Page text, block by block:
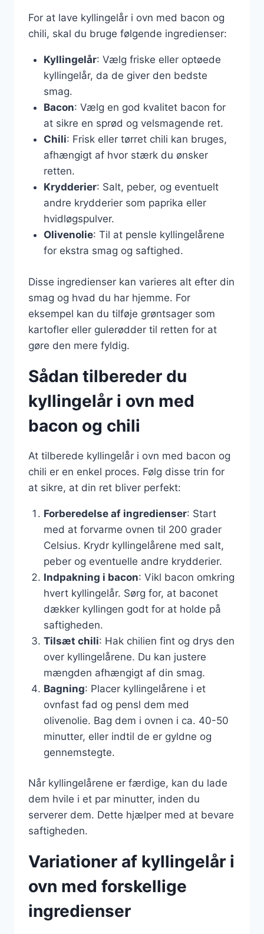
For at lave kyllingelår i ovn med bacon og
chili, skal du bruge følgende ingredienser:
Kyllingelår: Vælg friske eller optøede
kyllingelår, da de giver den bedste
smag.
Bacon: Vælg en god kvalitet bacon for
at sikre en sprød og velsmagende ret.
Chili: Frisk eller tørret chili kan bruges,
afhængigt af hvor stærk du ønsker
retten.
Krydderier: Salt, peber, og eventuelt
andre krydderier som paprika eller
hvidløgspulver.
Olivenolie: Til at pensle kyllingelårene
for ekstra smag og saftighed.
Disse ingredienser kan varieres alt efter din
smag og hvad du har hjemme. For
eksempel kan du tilføje grøntsager som
kartofler eller gulerødder til retten for at
gøre den mere fyldig.
Sådan tilbereder du
kyllingelår i ovn med
bacon og chili
At tilberede kyllingelår i ovn med bacon og
chili er en enkel proces. Følg disse trin for
at sikre, at din ret bliver perfekt:
Forberedelse af ingredienser: Start
med at forvarme ovnen til 200 grader
Celsius. Krydr kyllingelårene med salt,
peber og eventuelle andre krydderier.
Indpakning i bacon: Vikl bacon omkring
hvert kyllingelår. Sørg for, at baconet
dækker kyllingen godt for at holde på
saftigheden.
Tilsæt chili: Hak chilien fint og drys den
over kyllingelårene. Du kan justere
mængden afhængigt af din smag.
Bagning: Placer kyllingelårene i et
ovnfast fad og pensl dem med
olivenolie. Bag dem i ovnen i ca. 40-50
minutter, eller indtil de er gyldne og
gennemstegte.
Når kyllingelårene er færdige, kan du lade
dem hvile i et par minutter, inden du
serverer dem. Dette hjælper med at bevare
saftigheden.
Variationer af kyllingelår i
ovn med forskellige
ingredienser